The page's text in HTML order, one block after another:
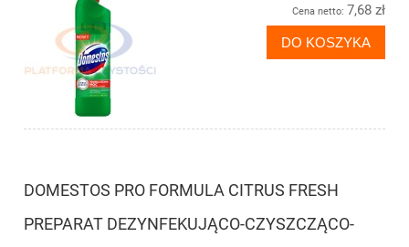
Cena netto: 7,68 zł
DO KOSZYKA
DOMESTOS PRO FORMULA CITRUS FRESH
PREPARAT DEZYNFEKUJĄCO-CZYSZCZĄCO-